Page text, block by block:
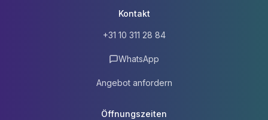
Kontakt
+31 10 311 28 84
WhatsApp
Angebot anfordern
Öffnungszeiten